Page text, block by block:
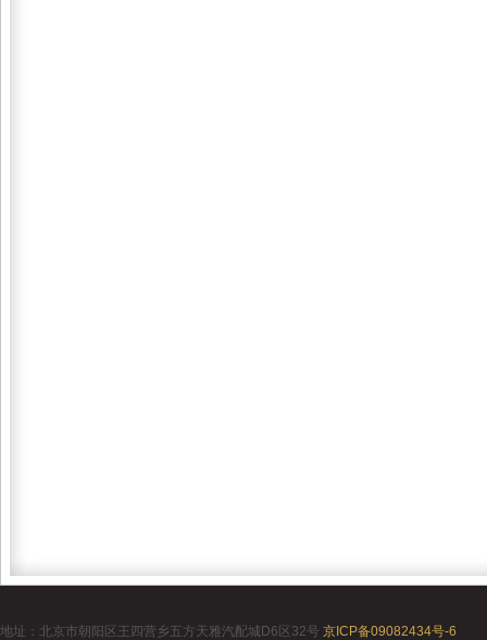
地址：北京市朝阳区王四营乡五方天雅汽配城D6区32号 京ICP备09082434号-6